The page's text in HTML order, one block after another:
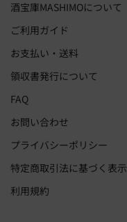
酒宝庫MASHIMOについて
ご利用ガイド
お支払い・送料
領収書発行について
FAQ
お問い合わせ
プライバシーポリシー
特定商取引法に基づく表示
利用規約